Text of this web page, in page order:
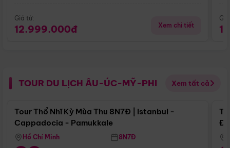
Giá từ:
12.999.000đ Xem chi tiết
TOUR DU LỊCH ÂU-ÚC-MỸ-PHI Xem tất cả
Điểm nổi bật
Tour Thổ Nhĩ Kỳ Mùa Thu 8N7Đ | Istanbul -
Cappadocia - Pamukkale
Hồ Chí Minh 8N7Đ